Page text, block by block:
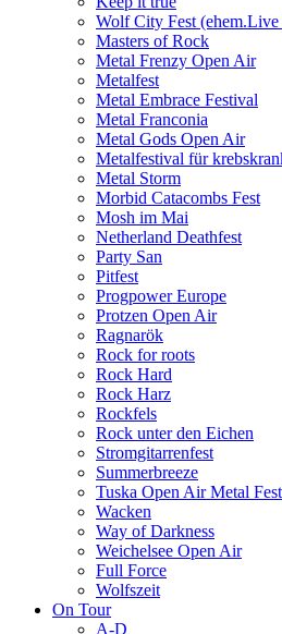
Wolf City Fest
Masters of Rock
Metal Frenzy Open Air
Metalfest
Metal Embrace Festival
Metal Franconia
Metal Gods Open Air
Metalfestival für
Metal Storm
Morbid Catacombs Fest
Mosh im Mai
Netherland Deathfest
Party San
Pitfest
Progpower Europe
Protzen Open Air
Ragnarök
Rock for roots
Rock Hard
Rock Harz
Rockfels
Rock unter den Eichen
Stromgitarrenfest
Summerbreeze
Tuska Open Air Metal
Wacken
Way of Darkness
Weichelsee Open Air
Full Force
Wolfszeit
On Tour
A-D